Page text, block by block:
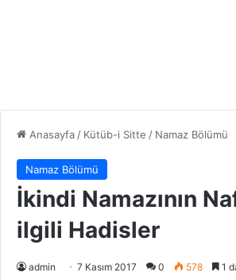
Anasayfa/ Kütüb-i Sitte / Namaz Bölümü
Namaz Bölümü
İkindi Namazının
ilgili Hadisler
admin 7 Kasım 2017 0 578 1